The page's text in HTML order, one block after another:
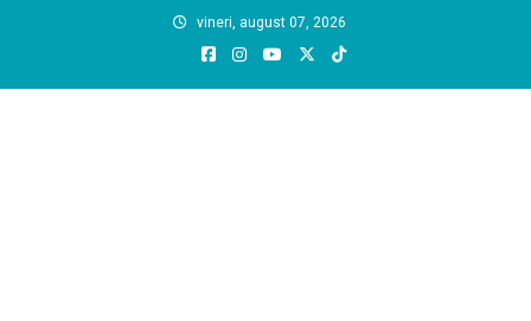
vineri, august 07, 2026